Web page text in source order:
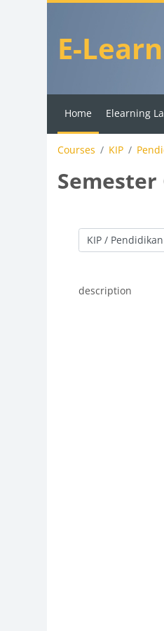
E-
Home Elearning
Courses KIP
Semester
Course categories
description